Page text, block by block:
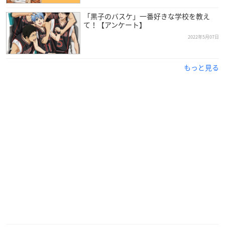
「黒子のバスケ」一番好きな学校を教え
て！【アンケート】
2022年5月07日
もっと見る